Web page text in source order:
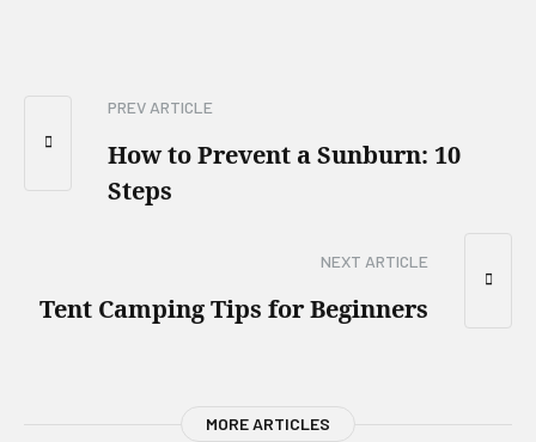
PREV ARTICLE
How to Prevent a Sunburn: 10
Steps
NEXT ARTICLE
Tent Camping Tips for Beginners
MORE ARTICLES